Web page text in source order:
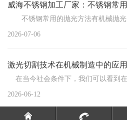
2026-07-06
激光切割技术在机械制造中的应用
2026-06-12